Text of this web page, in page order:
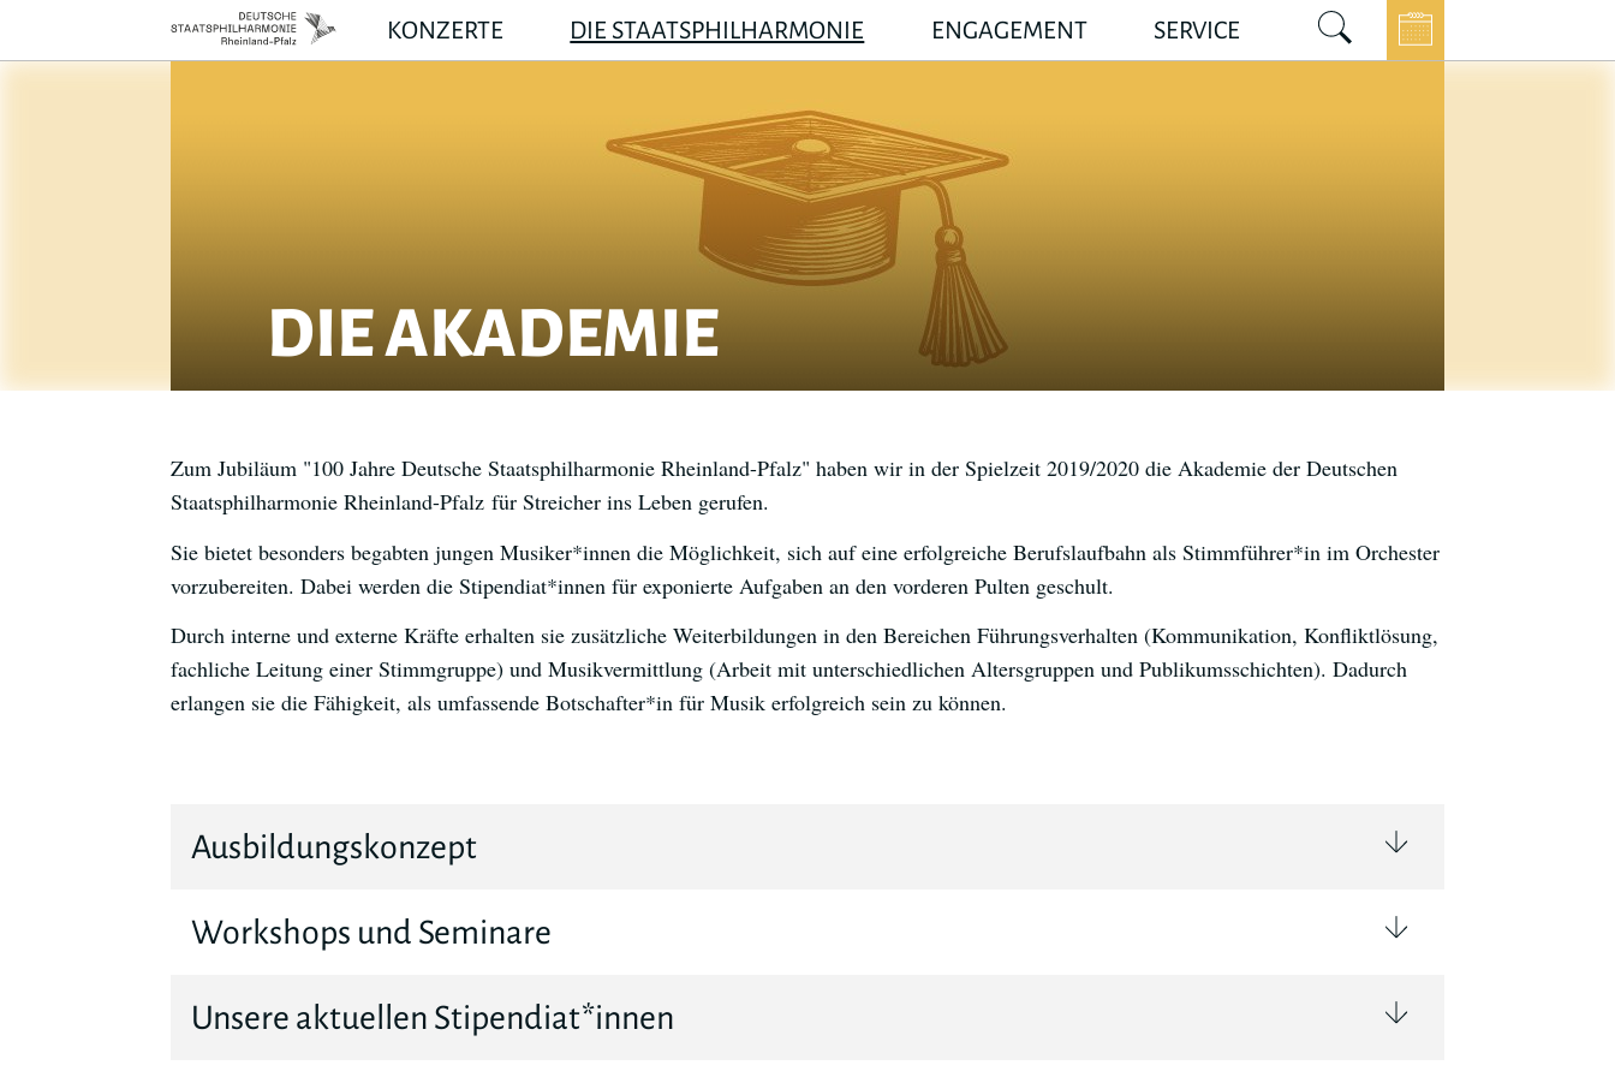
KONZERTE DIE STAATSPHILHARMONIE ENGAGEMENT SERVICE
DIE AKADEMIE
Zum Jubiläum "100 Jahre Deutsche Staatsphilharmonie Rheinland-Pfalz" haben wir in der Spielzeit 2019/2020 die Akademie der Deutschen
Staatsphilharmonie Rheinland-Pfalz für Streicher ins Leben gerufen.
Sie bietet besonders begabten jungen Musiker*innen die Möglichkeit, sich auf eine erfolgreiche Berufslaufbahn als Stimmführer*in im Orchester
vorzubereiten. Dabei werden die Stipendiat*innen für exponierte Aufgaben an den vorderen Pulten geschult.
Durch interne und externe Kräfte erhalten sie zusätzliche Weiterbildungen in den Bereichen Führungsverhalten (Kommunikation, Konfliktlösung,
fachliche Leitung einer Stimmgruppe) und Musikvermittlung (Arbeit mit unterschiedlichen Altersgruppen und Publikumsschichten). Dadurch
erlangen sie die Fähigkeit, als umfassende Botschafter*in für Musik erfolgreich sein zu können.
Ausbildungskonzept
Workshops und Seminare
Unsere aktuellen Stipendiat*innen